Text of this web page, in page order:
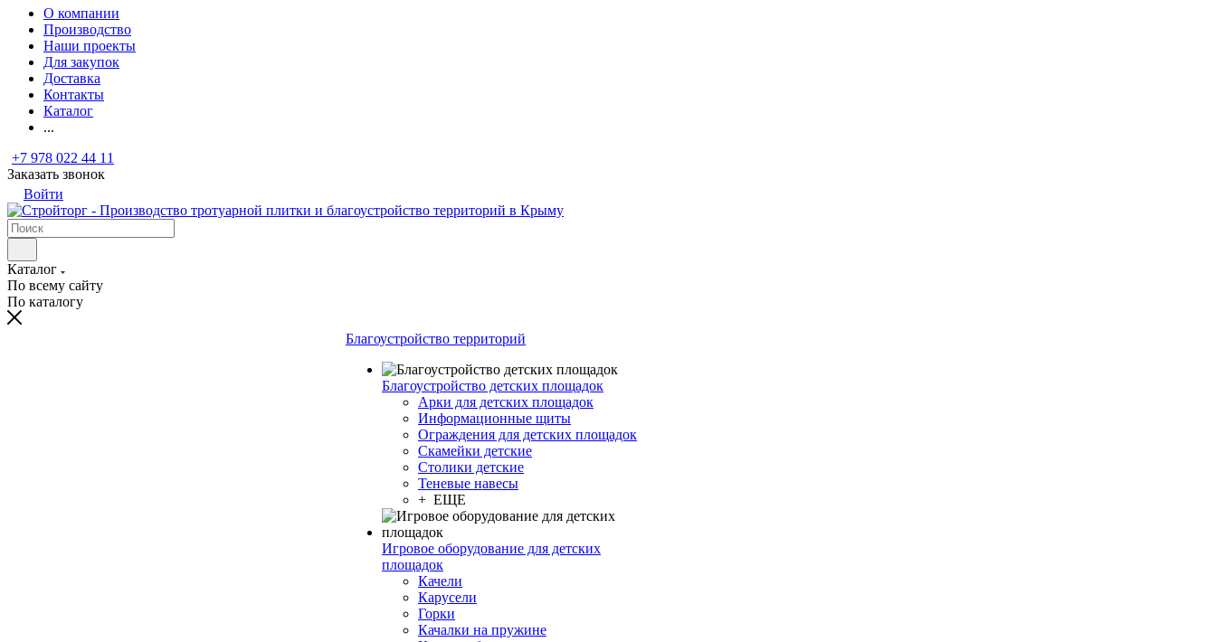
О компании
Производство
Наши проекты
Для закупок
Доставка
Контакты
Каталог
...
+7 978 022 44 11
Заказать звонок
Войти
Каталог
По всему сайту
По каталогу
Благоустройство территорий
Благоустройство детских площадок
Арки для детских площадок
Информационные щиты
Ограждения для детских площадок
Скамейки детские
Столики детские
Теневые навесы
+ ЕЩЕ
Игровое оборудование для детских
площадок
Качели
Карусели
Горки
Качалки на пружине